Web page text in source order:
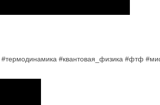
#термодинамика #квантовая_физика #фтф